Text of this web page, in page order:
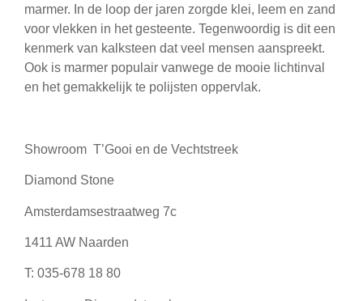
marmer. In de loop der jaren zorgde klei, leem en zand
voor vlekken in het gesteente. Tegenwoordig is dit een
kenmerk van kalksteen dat veel mensen aanspreekt.
Ook is marmer populair vanwege de mooie lichtinval
en het gemakkelijk te polijsten oppervlak.
Showroom T’Gooi en de Vechtstreek
Diamond Stone
Amsterdamsestraatweg 7c
1411 AW Naarden
T: 035-678 18 80